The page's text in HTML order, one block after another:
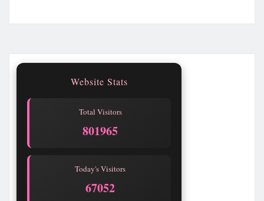
Website Stats
Total Visitors
801965
Today's Visitors
67052